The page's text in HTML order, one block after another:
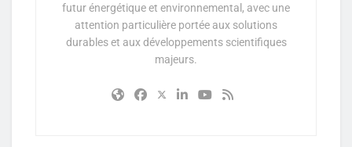
futur énergétique et environnemental, avec une
attention particulière portée aux solutions
durables et aux développements scientifiques
majeurs.